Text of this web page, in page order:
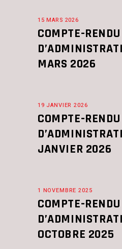
15 MARS 2026
COMPTE-
MARS 2026
19 JANVIER 2026
COMPTE-
JANVIER 2026
1 NOVEMBRE 2025
COMPTE-
OCTOBRE 2025